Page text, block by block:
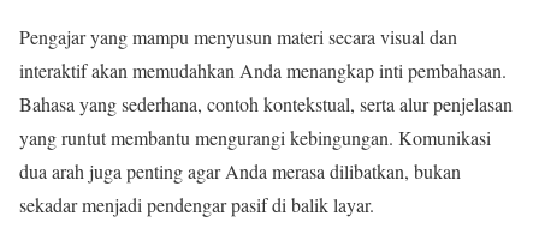
Pengajar yang mampu menyusun materi secara visual dan
interaktif akan memudahkan Anda menangkap inti pembahasan.
Bahasa yang sederhana, contoh kontekstual, serta alur penjelasan
yang runtut membantu mengurangi kebingungan. Komunikasi
dua arah juga penting agar Anda merasa dilibatkan, bukan
sekadar menjadi pendengar pasif di balik layar.